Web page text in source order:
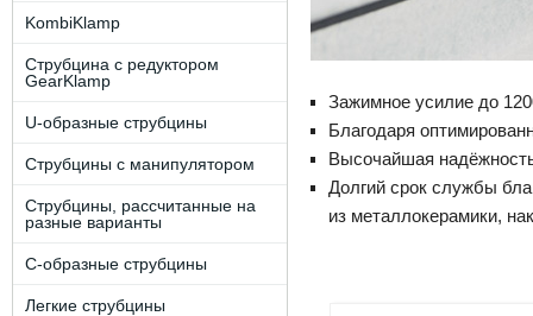
KombiKlamp
Струбцина с редуктором
GearKlamp
U-образные струбцины
Струбцины с манипулятором
Струбцины, рассчитанные на
разные варианты
C-образные струбцины
Легкие струбцины
Зажимное усилие до
Благодаря
Высочайшая
Долгий срок службы
из металлокерамики,